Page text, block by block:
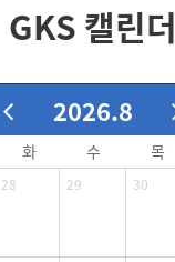
GKS 캘린더
2026.8
화 수 목
28 29 30